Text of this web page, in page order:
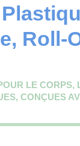
Roll-
LE CORPS,
CONÇUES